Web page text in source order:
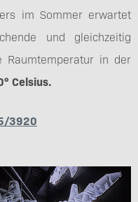
im Sommer erwartet
und gleichzeitig
Raumtemperatur in der
Celsius.
3920